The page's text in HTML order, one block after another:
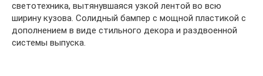
светотехника, вытянувшаяся узкой лентой во всю
ширину кузова. Солидный бампер с мощной пластикой с
дополнением в виде стильного декора и раздвоенной
системы выпуска.